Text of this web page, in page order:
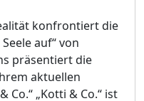
konfrontiert die
auf“ von
präsentiert die
aktuellen
„Kotti & Co.“ ist